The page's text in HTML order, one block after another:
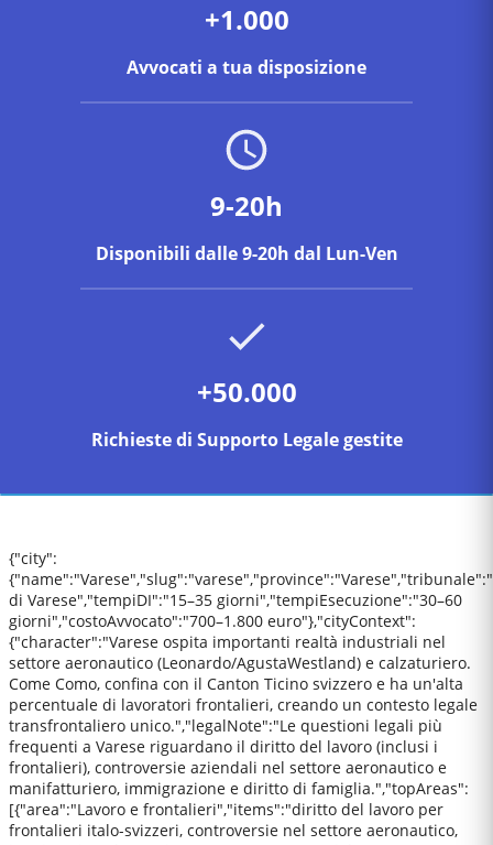
+1.000
Avvocati a tua disposizione
9-20h
Disponibili dalle 9-20h dal Lun-Ven
+50.000
Richieste di Supporto Legale gestite
{"city":
di Varese","tempiDI":"15–35 giorni","tempiEsecuzione":"30–60
giorni","costoAvvocato":"700–1.800 euro"},"cityContext":
{"character":"Varese ospita importanti realtà industriali nel
settore aeronautico (Leonardo/AgustaWestland) e calzaturiero.
Come Como, confina con il Canton Ticino svizzero e ha un'alta
percentuale di lavoratori frontalieri, creando un contesto legale
transfrontaliero unico.","legalNote":"Le questioni legali più
frequenti a Varese riguardano il diritto del lavoro (inclusi i
frontalieri), controversie aziendali nel settore aeronautico e
manifatturiero, immigrazione e diritto di famiglia.","topAreas":
[{"area":"Lavoro e frontalieri","items":"diritto del lavoro per
frontalieri italo-svizzeri, controversie nel settore aeronautico,